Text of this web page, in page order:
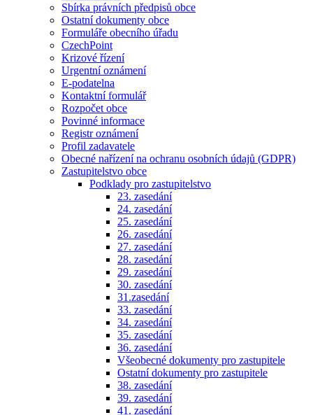
Sbírka právních předpisů obce
Ostatní dokumenty obce
Formuláře obecního úřadu
CzechPoint
Krizové řízení
Urgentní oznámení
E-podatelna
Kontaktní formulář
Rozpočet obce
Povinné informace
Registr oznámení
Profil zadavatele
Obecné nařízení na ochranu osobních údajů (GDPR)
Zastupitelstvo obce
Podklady pro zastupitelstvo
23. zasedání
24. zasedání
25. zasedání
26. zasedání
27. zasedání
28. zasedání
29. zasedání
30. zasedání
31.zasedání
33. zasedání
34. zasedání
35. zasedání
36. zasedání
Všeobecné dokumenty pro zastupitele
Ostatní dokumenty pro zastupitele
38. zasedání
39. zasedání
41. zasedání